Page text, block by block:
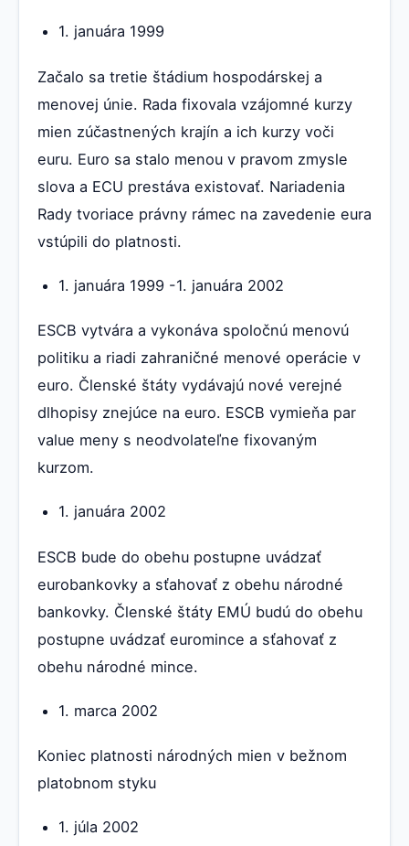
1. januára 1999
Začalo sa tretie štádium hospodárskej a
menovej únie. Rada fixovala vzájomné kurzy
mien zúčastnených krajín a ich kurzy voči
euru. Euro sa stalo menou v pravom zmysle
slova a ECU prestáva existovať. Nariadenia
Rady tvoriace právny rámec na zavedenie eura
vstúpili do platnosti.
1. januára 1999 -1. januára 2002
ESCB vytvára a vykonáva spoločnú menovú
politiku a riadi zahraničné menové operácie v
euro. Členské štáty vydávajú nové verejné
dlhopisy znejúce na euro. ESCB vymieňa par
value meny s neodvolateľne fixovaným
kurzom.
1. januára 2002
ESCB bude do obehu postupne uvádzať
eurobankovky a sťahovať z obehu národné
bankovky. Členské štáty EMÚ budú do obehu
postupne uvádzať euromince a sťahovať z
obehu národné mince.
1. marca 2002
Koniec platnosti národných mien v bežnom
platobnom styku
1. júla 2002